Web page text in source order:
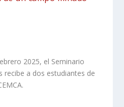
2025, el Seminario
recibe a dos estudiantes de